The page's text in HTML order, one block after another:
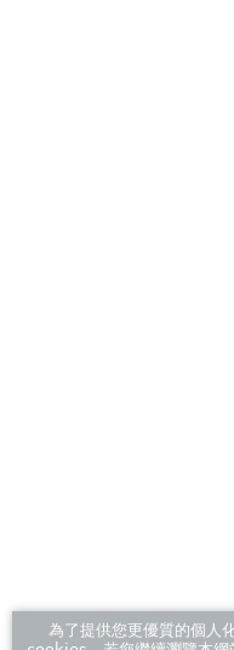
為了提供您更優質的個人